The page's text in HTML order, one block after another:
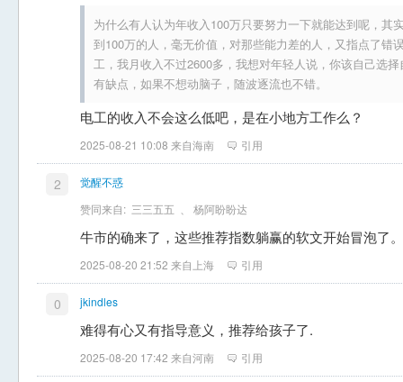
为什么有人认为年收入100万只要努力一下就能达到呢，其
到100万的人，毫无价值，对那些能力差的人，又指点了错
工，我月收入不过2600多，我想对年轻人说，你该自己选
有缺点，如果不想动脑子，随波逐流也不错。
电工的收入不会这么低吧，是在小地方工作么？
2025-08-21 10:08 来自海南 引用
2
觉醒不惑
赞同来自: 三三五五 杨阿盼盼达
牛市的确来了，这些推荐指数躺赢的软文开始冒泡了。
2025-08-20 21:52 来自上海 引用
0 jkindles
难得有心又有指导意义，推荐给孩子了.
2025-08-20 17:42 来自河南 引用